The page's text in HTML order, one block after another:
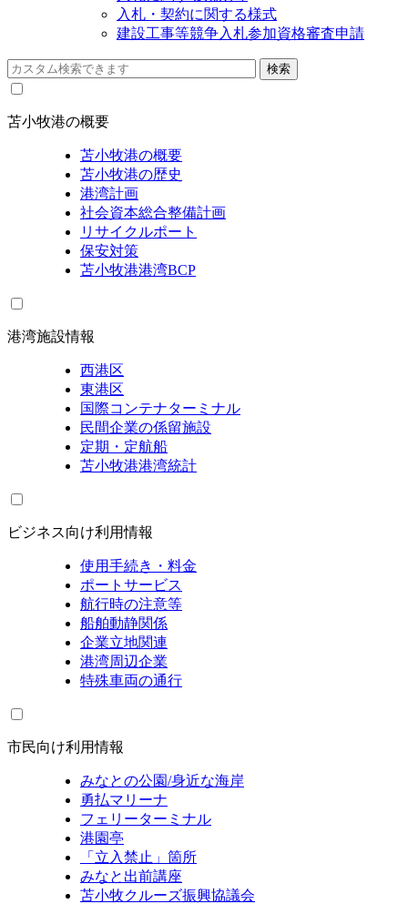
入札・契約に関する様式
建設工事等競争入札参加資格審査申請
苫小牧港の概要
苫小牧港の概要
苫小牧港の歴史
港湾計画
社会資本総合整備計画
リサイクルポート
保安対策
苫小牧港港湾BCP
港湾施設情報
西港区
東港区
国際コンテナターミナル
民間企業の係留施設
定期・定航船
苫小牧港港湾統計
ビジネス向け利用情報
使用手続き・料金
ポートサービス
航行時の注意等
船舶動静関係
企業立地関連
港湾周辺企業
特殊車両の通行
市民向け利用情報
みなとの公園/身近な海岸
勇払マリーナ
フェリーターミナル
港園亭
「立入禁止」箇所
みなと出前講座
苫小牧クルーズ振興協議会